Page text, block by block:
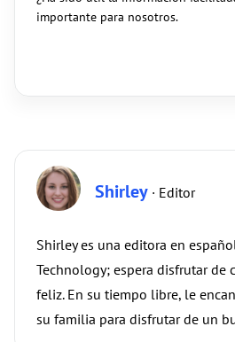
importante para nosotros.
Shirley · Editor
Shirley es una editora en
Technology; espera disfrutar de
feliz. En su tiempo libre, le
su familia para disfrutar de un